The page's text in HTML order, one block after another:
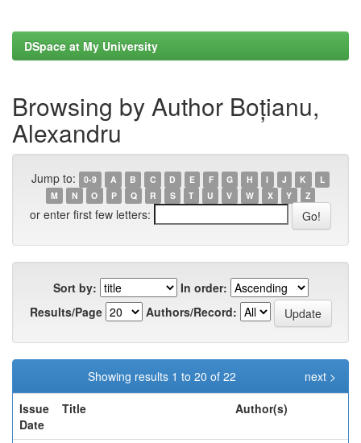
DSpace at My University
Browsing by Author Boțianu,
Alexandru
Jump to: 0-9 A B C D E F G H I J K
L
M
N O P Q R S T U V W X Y Z
or enter first few letters:
Sort by:
In order:
Results/Page
Authors/Record:
Showing results 1 to 20 of 22
next >
Issue
Date
Title Author(s)